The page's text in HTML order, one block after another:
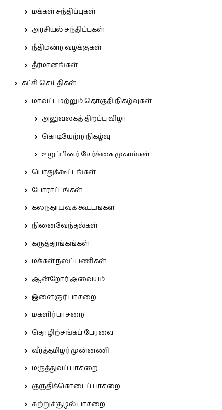
மக்கள் சந்திப்புகள்
அரசியல் சந்திப்புகள்
நீதிமன்ற வழக்குகள்
தீர்மானங்கள்
கட்சி செய்திகள்
மாவட்ட மற்றும் தொகுதி நிகழ்வுகள்
அலுவலகத் திறப்பு விழா
கொடியேற்ற நிகழ்வு
உறுப்பினர் சேர்க்கை முகாம்கள்
பொதுக்கூட்டங்கள்
போராட்டங்கள்
கலந்தாய்வுக் கூட்டங்கள்
நினைவேந்தல்கள்
கருத்தரங்கங்கள்
மக்கள் நலப் பணிகள்
ஆன்றோர் அவையம்
இளைஞர் பாசறை
மகளிர் பாசறை
தொழிற்சங்கப் பேரவை
வீரத்தமிழர் முன்னணி
மருத்துவப் பாசறை
குருதிக்கொடைப் பாசறை
சுற்றுச்சூழல் பாசறை